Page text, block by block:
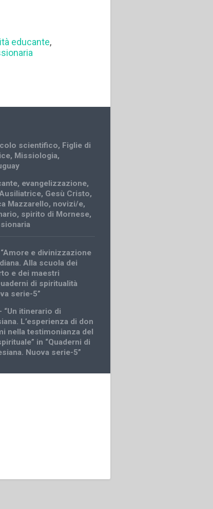
educante,
scientifico, Figlie di
, Missiologia,
, evangelizzazione,
, Gesù Cristo,
Mazzarello, novizi/e,
, spirito di Mornese,
e divinizzazione
Alla scuola dei
e dei maestri
di spiritualità
serie-5”
“Un itinerario di
L’esperienza di don
nella testimonianza del
in “Quaderni di
Nuova serie-5”